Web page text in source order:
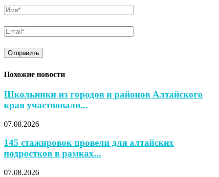
Похожие новости
Школьники из городов и районов Алтайского
края участвовали...
07.08.2026
145 стажировок провели для алтайских
подростков в рамках...
07.08.2026